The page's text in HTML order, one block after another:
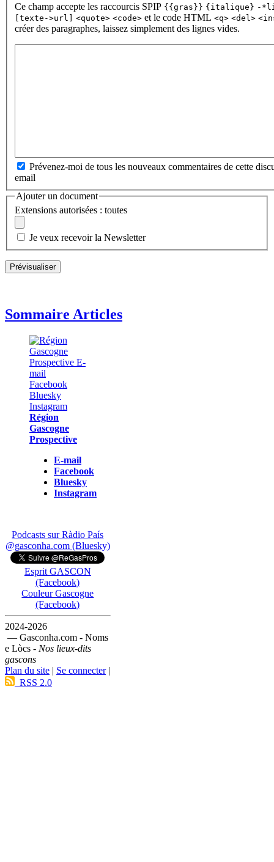
Ce champ accepte les raccourcis SPIP {{gras}} {italique} -
[texte->url] <quote> <code> et le code HTML <q> <del>
créer des paragraphes, laissez simplement des lignes vides.
Prévenez-moi de tous les nouveaux commentaires de cette
email
Ajouter un document
Extensions autorisées : toutes
Je veux recevoir la Newsletter
Sommaire Articles
Région
Gascogne
Prospective
E-mail
Facebook
Bluesky
Instagram
Podcasts sur Ràdio País
@gasconha.com (Bluesky)
Esprit GASCON
(Facebook)
Couleur Gascogne
(Facebook)
2024-2026
— Gasconha.com - Noms
e Lòcs - Nos lieux-dits
gascons
Plan du site | Se connecter|
RSS 2.0